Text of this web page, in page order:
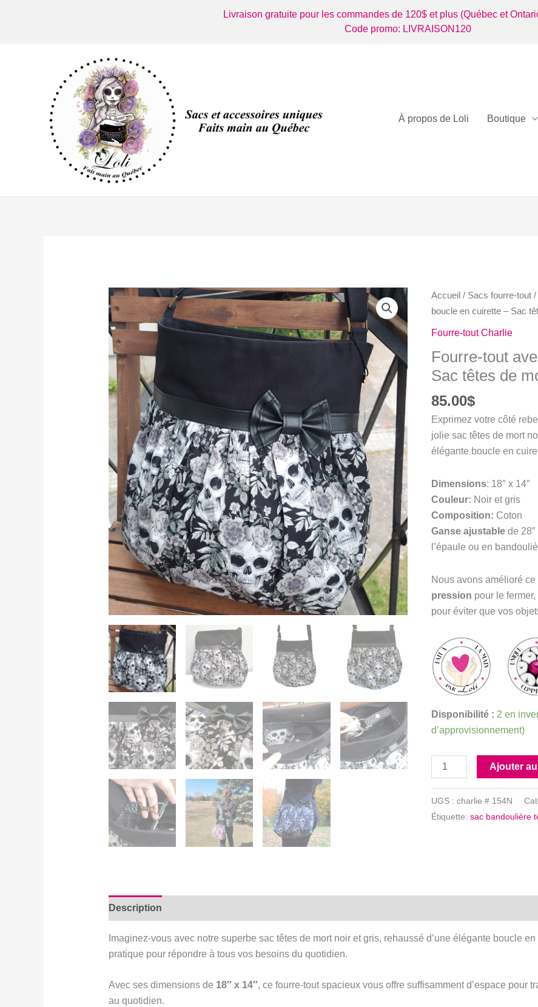
Livraison gratuite pour les commandes de 120$ et plus (Québec et
Code promo: LIVRAISON120
À propos de Loli Boutique
Accueil / Sacs fourre-tout /
boucle en cuirette – Sac
Fourre-tout Charlie
Fourre-tout
Sac têtes de
85.00$
Exprimez votre côté
jolie sac têtes de mort
élégante boucle en
Dimensions: 18″ x 14″
Couleur: Noir et gris
Composition: Coton
Ganse ajustable de
l’épaule ou en
Nous avons amélioré
pression pour le
pour éviter que vos
Disponibilité : 2 en
d’approvisionnement)
quantité
de
tout
têtes
de
et
Ajouter
UGS :charlie # 154N
Étiquette:sac bandoulière
Description
Imaginez-vous avec notre superbe sac têtes de mort noir et gris, rehaussé d’une élégante boucle
pratique pour répondre à tous vos besoins du quotidien.
Avec ses dimensions de 18″ x 14″, ce fourre-tout spacieux vous offre suffisamment d’espace pour
au quotidien.